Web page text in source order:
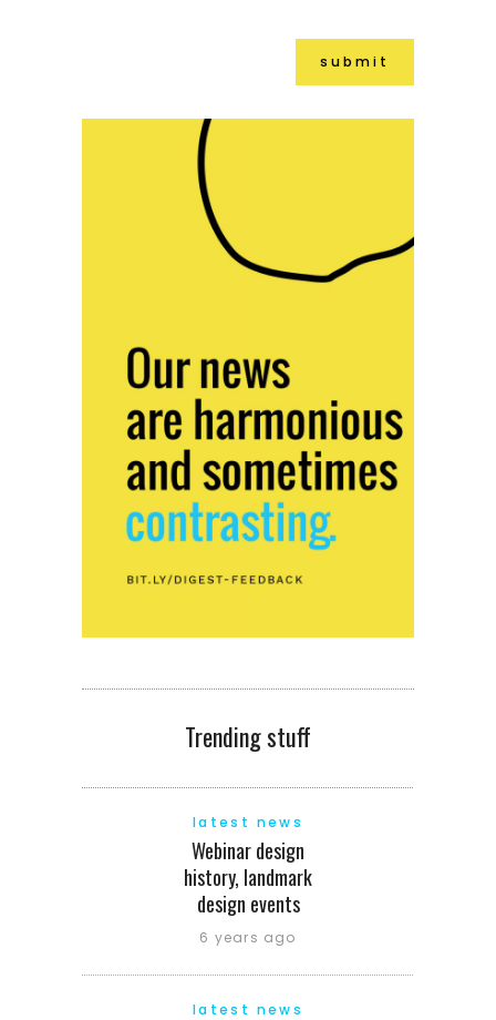
Trending stuff
latest news
Webinar design
history, landmark
design events
6 years ago
latest news